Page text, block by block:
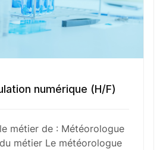
numérique (H/F)
métier de : Météorologue
métier Le météorologue